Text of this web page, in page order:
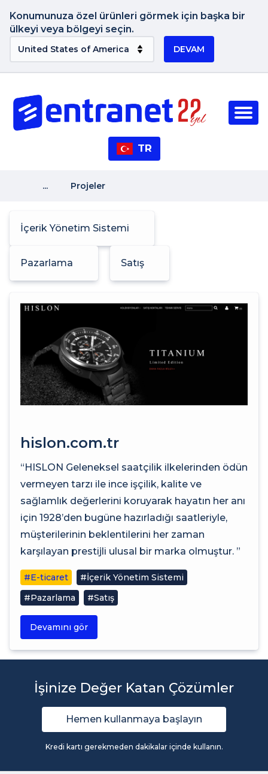
Konumunuza özel ürünleri görmek için başka bir
ülkeyi veya bölgeyi seçin.
DEVAM
TR
... Projeler
İçerik Yönetim Sistemi
Pazarlama Satış
hislon.com.tr
“HISLON Geleneksel saatçilik ilkelerinden ödün
vermeyen tarzı ile ince işçilik, kalite ve
sağlamlık değerlerini koruyarak hayatın her anı
için 1928’den bugüne hazırladığı saatleriyle,
müşterilerinin beklentilerini her zaman
karşılayan prestijli ulusal bir marka olmuştur. ”
#E-ticaret
#İçerik Yönetim Sistemi
#Pazarlama
#Satış
Devamını gör
İşinize Değer Katan Çözümler
Hemen kullanmaya başlayın
Kredi kartı gerekmeden dakikalar içinde kullanın.